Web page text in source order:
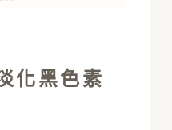
化黑色素